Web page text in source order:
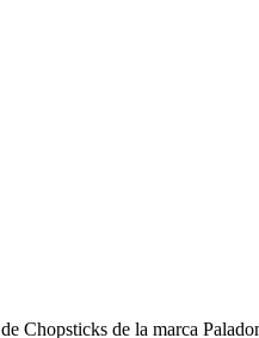
de Chopsticks de la marca